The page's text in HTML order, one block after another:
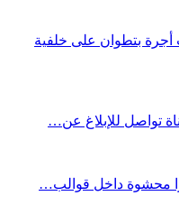
بتطوان على خلفية
تواصل للإبلاغ عن…